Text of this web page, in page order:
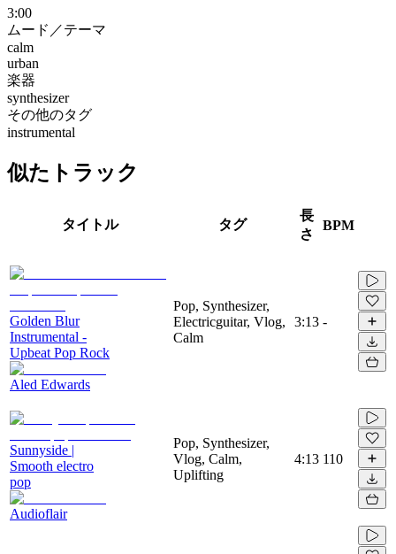
3:00
ムード／テーマ
calm
urban
楽器
synthesizer
その他のタグ
instrumental
似たトラック
タイトル タグ
長
さ
BPM
Golden Blur
Instrumental -
Upbeat Pop Rock
Aled Edwards
Pop, Synthesizer,
Electricguitar, Vlog,
Calm
3:13 -
Sunnyside |
Smooth electro
pop
Audioflair
Pop, Synthesizer,
Vlog, Calm,
Uplifting
4:13 110